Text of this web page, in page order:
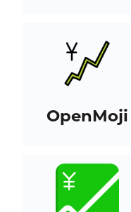
OpenMoji